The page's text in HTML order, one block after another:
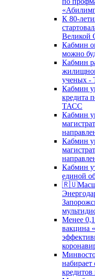
К 80-
Великой
Кабмин
можно
Кабмин
ученых -
Кабмин
кредита
ТАСС
Кабмин
Кабмин
Кабмин
единой
Менее
вакцина